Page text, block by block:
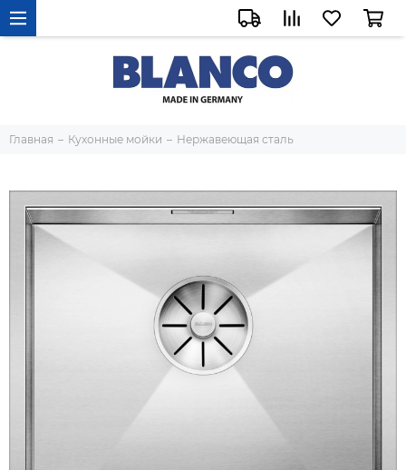
Главная Кухонные мойки Нержавеющая сталь